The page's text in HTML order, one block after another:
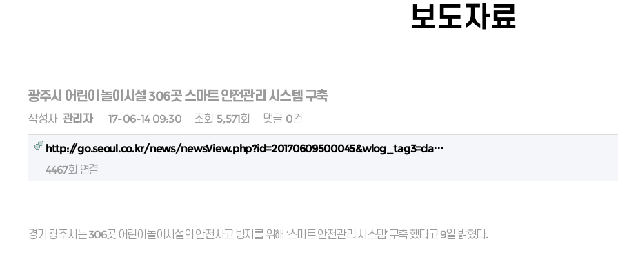
보도자료
광주시 어린이 놀이시설 306곳 스마트 안전관리 시스템 구축
작성자 관리자 17-06-14 09:30 조회 5,571회 댓글 0건
http://go.seoul.co.kr/news/newsView.php?id=20170609500045&wlog_tag3=da…
4467회 연결
경기 광주시는 306곳 어린이놀이시설의 안전사고 방지를 위해 ‘스마트 안전관리 시스템’ 구축 했다고 9일 밝혔다.